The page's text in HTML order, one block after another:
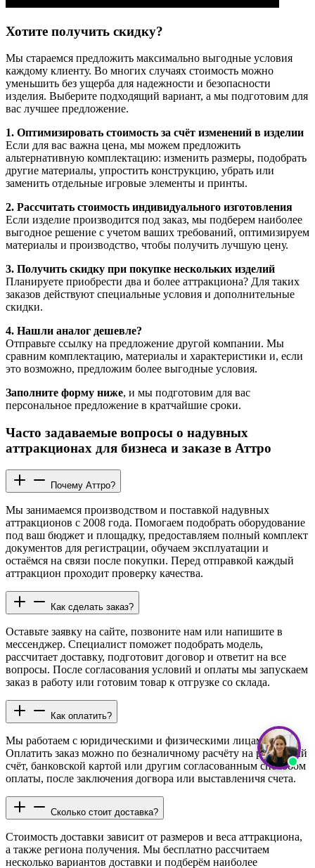
Хотите получить скидку?
Мы стараемся предложить максимально выгодные условия
каждому клиенту. Во многих случаях стоимость можно
уменьшить без ущерба для надежности и безопасности
изделия. Выберите подходящий вариант, а мы подготовим для
вас лучшее предложение.
1. Оптимизировать стоимость за счёт изменений в изделии
Если для вас важна цена, мы можем предложить
альтернативную комплектацию: изменить размеры, подобрать
другие материалы, упростить конструкцию, убрать или
заменить отдельные игровые элементы и принты.
2. Рассчитать стоимость индивидуального изготовления
Если изделие производится под заказ, мы подберем наиболее
выгодное решение с учетом ваших требований, оптимизируем
материалы и производство, чтобы получить лучшую цену.
3. Получить скидку при покупке нескольких изделий
Планируете приобрести два и более аттракциона? Для таких
заказов действуют специальные условия и дополнительные
скидки.
4. Нашли аналог дешевле?
Отправьте ссылку на предложение другой компании. Мы
сравним комплектацию, материалы и характеристики и, если
это возможно, предложим более выгодные условия.
Заполните форму ниже, и мы подготовим для вас
персональное предложение в кратчайшие сроки.
Часто задаваемые вопросы о надувных
аттракционах для бизнеса и заказе в Аттро
Почему Аттро?
Мы занимаемся производством и поставкой надувных
аттракционов с 2008 года. Помогаем подобрать оборудование
под ваш бюджет и площадку, предоставляем полный комплект
документов для регистрации, обучаем эксплуатации и
остаёмся на связи после покупки. Перед отправкой каждый
аттракцион проходит проверку качества.
Как сделать заказ?
Оставьте заявку на сайте, позвоните нам или напишите в
мессенджер. Специалист поможет подобрать модель,
рассчитает доставку, подготовит договор и ответит на все
вопросы. После согласования условий и оплаты мы запускаем
заказ в работу или готовим товар к отгрузке со склада.
Как оплатить?
Мы работаем с юридическими и физическими лицами.
Оплатить заказ можно по безналичному расчёту на расчётный
счёт, банковской картой или другим согласованным способом
оплаты, после заключения догвора или выставленичя счета.
Сколько стоит доставка?
Стоимость доставки зависит от размеров и веса аттракциона,
а также региона получения. Мы бесплатно рассчитаем
несколько вариантов доставки и подберём наиболее